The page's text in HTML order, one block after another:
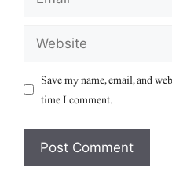
Website
Save my name, email, and
time I comment.